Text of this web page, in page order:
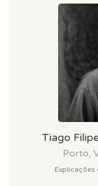
Tiago
Porto,
Explicações